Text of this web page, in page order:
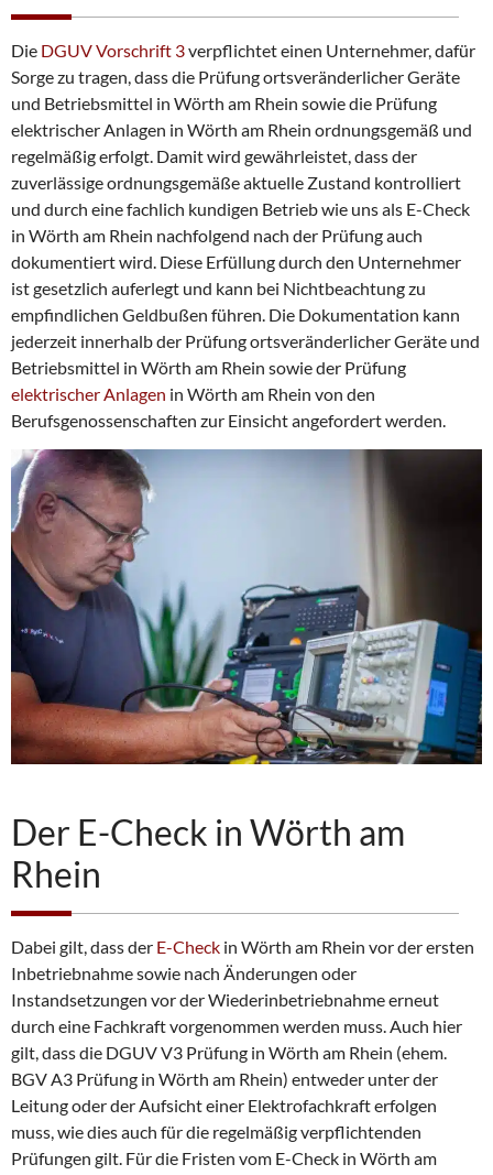
Die DGUV Vorschrift 3verpflichtet einen Unternehmer, dafür
Sorge zu tragen, dass die Prüfung ortsveränderlicher Geräte
und Betriebsmittel in Wörth am Rhein sowie die Prüfung
elektrischer Anlagen in Wörth am Rhein ordnungsgemäß und
regelmäßig erfolgt. Damit wird gewährleistet, dass der
zuverlässige ordnungsgemäße aktuelle Zustand kontrolliert
und durch eine fachlich kundigen Betrieb wie uns als E-Check
in Wörth am Rhein nachfolgend nach der Prüfung auch
dokumentiert wird. Diese Erfüllung durch den Unternehmer
ist gesetzlich auferlegt und kann bei Nichtbeachtung zu
empfindlichen Geldbußen führen. Die Dokumentation kann
jederzeit innerhalb der Prüfung ortsveränderlicher Geräte und
Betriebsmittel in Wörth am Rhein sowie der Prüfung
elektrischer Anlagen in Wörth am Rhein von den
Berufsgenossenschaften zur Einsicht angefordert werden.
Der E-Check in Wörth am
Rhein
Dabei gilt, dass der E-Check in Wörth am Rhein vor der ersten
Inbetriebnahme sowie nach Änderungen oder
Instandsetzungen vor der Wiederinbetriebnahme erneut
durch eine Fachkraft vorgenommen werden muss. Auch hier
gilt, dass die DGUV V3 Prüfung in Wörth am Rhein (ehem.
BGV A3 Prüfung in Wörth am Rhein) entweder unter der
Leitung oder der Aufsicht einer Elektrofachkraft erfolgen
muss, wie dies auch für die regelmäßig verpflichtenden
Prüfungen gilt. Für die Fristen vom E-Check in Wörth am